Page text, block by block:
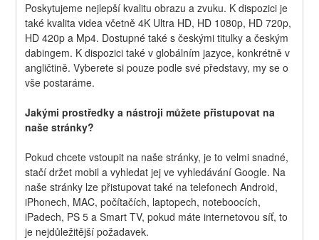
Poskytujeme nejlepší kvalitu obrazu a zvuku. K dispozici je
také kvalita videa včetně 4K Ultra HD, HD 1080p, HD 720p,
HD 420p a Mp4. Dostupné také s českými titulky a českým
dabingem. K dispozici také v globálním jazyce, konkrétně v
angličtině. Vyberete si pouze podle své představy, my se o
vše postaráme.
Jakými prostředky a nástroji můžete přistupovat na
naše stránky?
Pokud chcete vstoupit na naše stránky, je to velmi snadné,
stačí držet mobil a vyhledat jej ve vyhledávání Google. Na
naše stránky lze přistupovat také na telefonech Android,
iPhonech, MAC, počítačích, laptopech, noteboocích,
iPadech, PS 5 a Smart TV, pokud máte internetovou síť, to
je nejdůležitější požadavek.